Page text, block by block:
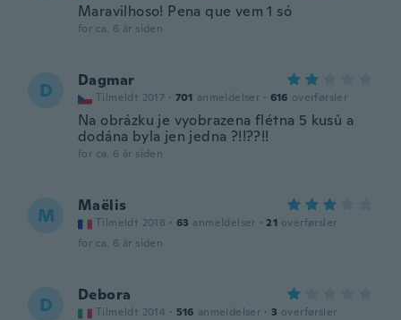
Maravilhoso! Pena que vem 1 só
for ca. 6 år siden
D Dagmar
Tilmeldt 2017 · 701 anmeldelser · 616 overførsler
Na obrázku je vyobrazena flétna 5 kusů a
dodána byla jen jedna ?!!??!!
for ca. 6 år siden
M Maëlis
Tilmeldt 2018 · 63 anmeldelser · 21 overførsler
for ca. 6 år siden
D Debora
Tilmeldt 2014 · 516 anmeldelser · 3 overførsler